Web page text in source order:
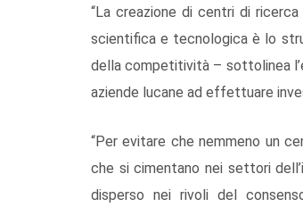
“La creazione di centri di
scientifica e tecnologica è lo
della competitività – sottolinea
aziende lucane ad effettuare
“Per evitare che nemmeno un
che si cimentano nei settori
disperso nei rivoli del